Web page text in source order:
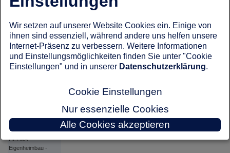
HELMA
Eigenheimbau -
Haus Lausanne
HELMA
Eigenheimbau -
Wir setzen auf unserer Website Cookies ein. Einige von
ihnen sind essenziell, während andere uns helfen unsere
Internet-Präsenz zu verbessern. Weitere Informationen
und Einstellungsmöglichkeiten finden Sie unter "Cookie
Einstellungen" und in unserer Datenschutzerklärung.
Cookie Einstellungen
Nur essenzielle Cookies
Alle Cookies akzeptieren